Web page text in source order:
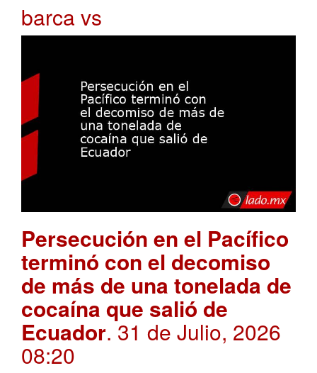
barca vs
Persecución en el Pacífico
terminó con el decomiso
de más de una tonelada de
cocaína que salió de
Ecuador. 31 de Julio, 2026
08:20